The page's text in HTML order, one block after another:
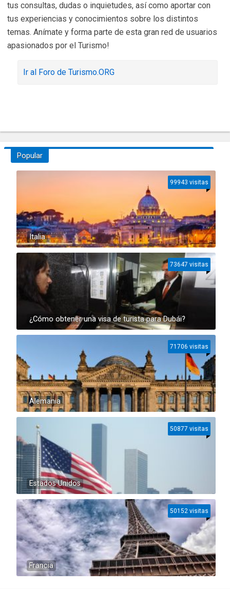
tus consultas, dudas o inquietudes, así como aportar con
tus experiencias y conocimientos sobre los distintos
temas. Anímate y forma parte de esta gran red de usuarios
apasionados por el Turismo!
Ir al Foro de Turismo.ORG
Popular
Italia
99943 visitas
¿Cómo obtener una visa de turista para Dubái?
73647 visitas
Alemania
71706 visitas
Estados Unidos
50877 visitas
Francia
50152 visitas